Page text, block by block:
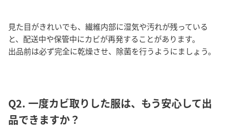
見た目がきれいでも、繊維内部に湿気や汚れが残っている
と、配送中や保管中にカビが再発することがあります。
出品前は必ず完全に乾燥させ、除菌を行うようにましょう。
Q2. 一度カビ取りした服は、もう安心して出
品できますか？